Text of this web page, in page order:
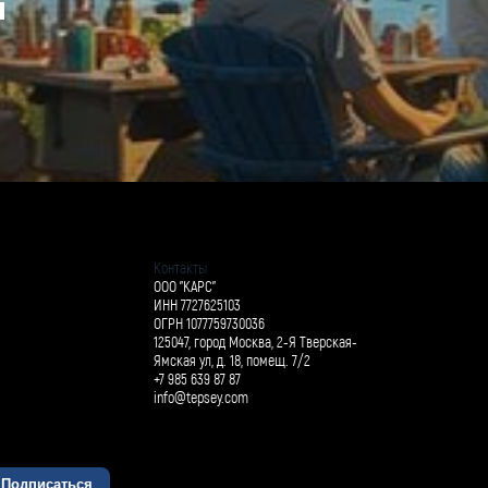
Контакты
ООО "КАРС"
ИНН 7727625103
ОГРН 1077759730036
125047, город Москва, 2-Я Тверская-
Ямская ул, д. 18, помещ. 7/2
+7 985 639 87 87
info@tepsey.com
Подписаться